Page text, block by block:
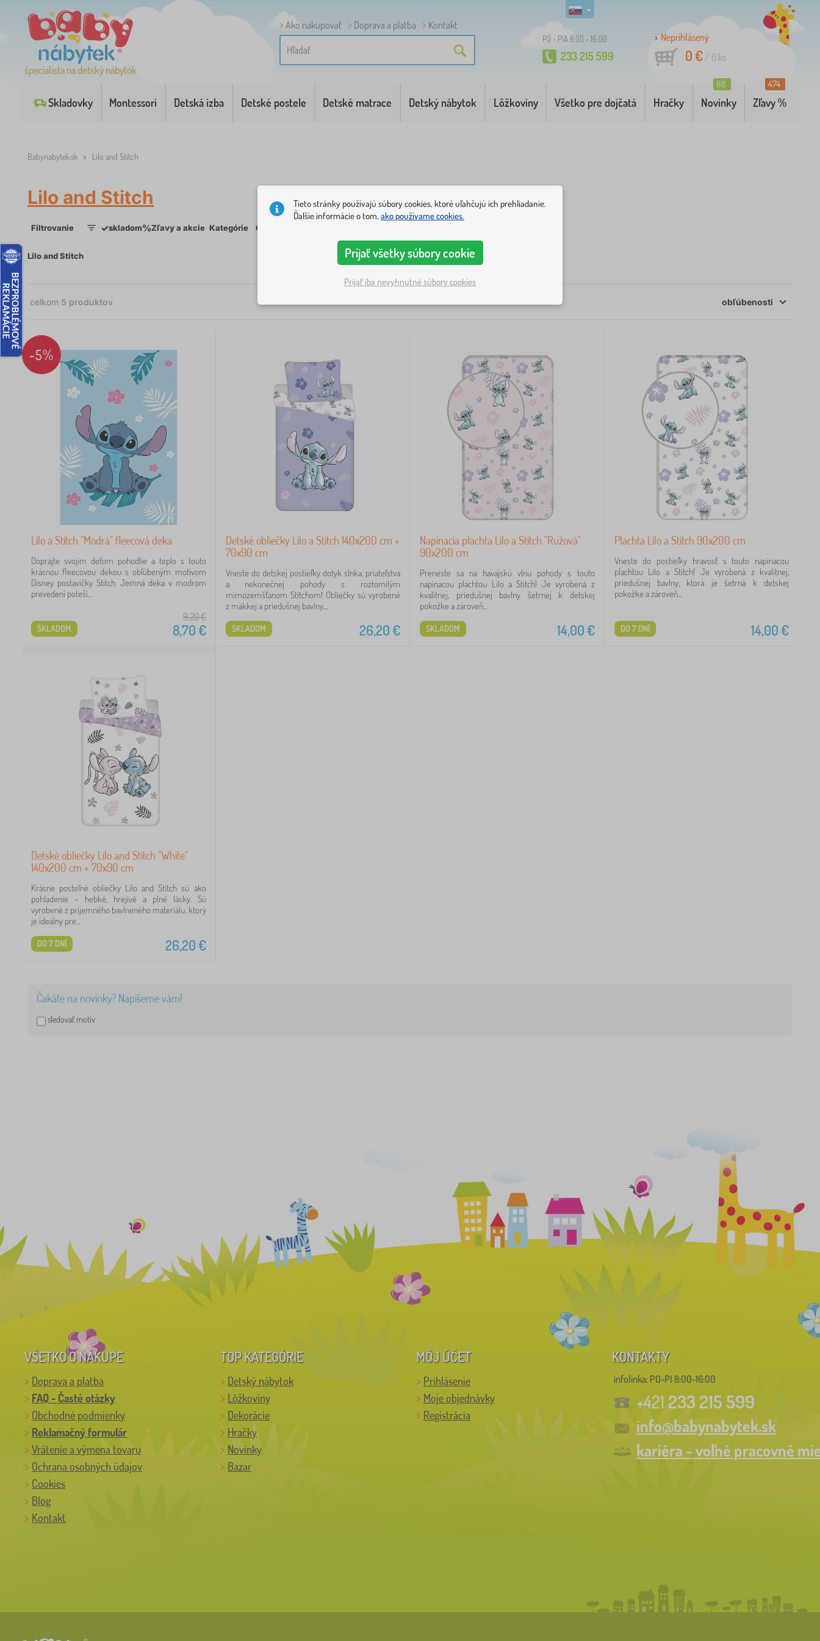
špecialista na detský nábytok
Ako nakupovať Doprava a platba Kontakt
PO - PIA 8:00 - 16:00
233 215 599
Neprihlásený
0 €/ 0 ks
Skladovky Montessori Detská izba Detské postele Detské matrace Detský nábytok Lôžkoviny Všetko pre dojčatá Hračky Novinky
88
Zľavy %
474
Babynabytek.sk » Lilo and Stitch
Lilo and Stitch
Filtrovanie ✓skladom%Zľavy a akcie Kategórie Cena
2
Lilo and Stitch
celkom 5 produktov
obľúbenosti
-5%
Lilo a Stitch "Modrá" fleecová deka
Doprajte svojim deťom pohodlie a teplo s touto
krásnou fleecovou dekou s obľúbeným motívom
Disney postavičky Stitch. Jemná deka v modrom
prevedení poteší...
9,20€
8,70€
SKLADOM
Detské obliečky Lilo a Stitch 140x200 cm +
70x90 cm
Vneste do detskej postieľky dotyk slnka, priateľstva
a nekonečnej pohody s roztomilým
mimozemšťanom Stitchom! Obliečky sú vyrobené
z mäkkej a priedušnej bavlny,...
26,20€
SKLADOM
Napínacia plachta Lilo a Stitch "Ružová"
90x200 cm
Preneste sa na havajskú vlnu pohody s touto
napínacou plachtou Lilo a Stitch! Je vyrobená z
kvalitnej, priedušnej bavlny šetrnej k detskej
pokožke a zároveň...
14,00€
SKLADOM
Plachta Lilo a Stitch 90x200 cm
Vneste do postieľky hravosť s touto napínacou
plachtou Lilo a Stitch! Je vyrobená z kvalitnej,
priedušnej bavlny, ktorá je šetrná k detskej
pokožke a zároveň...
14,00€
DO 7 DNÍ
Detské obliečky Lilo and Stitch "White"
140x200 cm + 70x90 cm
Krásne posteľné obliečky Lilo and Stitch sú ako
pohladenie – hebké, hrejivé a plné lásky. Sú
vyrobené z príjemného bavlneného materiálu, ktorý
je ideálny pre...
26,20€
DO 7 DNÍ
Čakáte na novinky? Napíšeme vám!
sledovať motív
VŠETKO O NÁKUPE
Doprava a platba
FAQ - Časté otázky
Obchodné podmienky
Reklamačný formulár
Vrátenie a výmena tovaru
Ochrana osobných údajov
Cookies
Blog
Kontakt
TOP KATEGÓRIE
Detský nábytok
Lôžkoviny
Dekorácie
Hračky
Novinky
Bazar
MÔJ ÚČET
Prihlásenie
Moje objednávky
Registrácia
KONTAKTY
infolinka: PO-PI 8:00-16:00
+421 233 215 599
info@babynabytek.sk
kariéra - voľné pracovné
Tieto stránky používajú súbory cookies, ktoré uľahčujú ich prehliadanie.
Ďalšie informácie o tom, ako používame cookies.
Prijať všetky súbory cookie
Prijať iba nevyhnutné súbory cookies